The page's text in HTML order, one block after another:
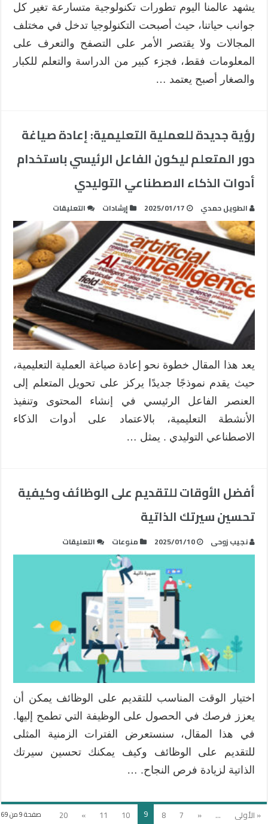
يشهد عالمنا اليوم تطورات تكنولوجية متسارعة تغير كل
جوانب حياتنا، حيث أصبحت التكنولوجيا تدخل في مختلف
المجالات ولا يقتصر الأمر على التصفح والتعرف على
المعلومات فقط، فجزء كبير من الدراسة والتعلم للكبار
والصغار أصبح يعتمد …
رؤية جديدة للعملية التعليمية: إعادة صياغة
دور المتعلم ليكون الفاعل الرئيسي باستخدام
أدوات الذكاء الاصطناعي التوليدي
الطويل حمدي 2025/01/17 إرشادات التعليقات
رؤية
جديدة
للعملية
التعليمية:
إعادة
صياغة
دور
المتعلم
ليكون
الفاعل
الرئيسي
باستخدام
أدوات
الذكاء
الاصطناعي
يعد هذا المقال خطوة نحو إعادة صياغة العملية التعليمية،
حيث يقدم نموذجًا جديدًا يركز على تحويل المتعلم إلى
العنصر الفاعل الرئيسي في إنشاء المحتوى وتنفيذ
الأنشطة التعليمية، بالاعتماد على أدوات الذكاء
الاصطناعي التوليدي . يمثل …
أفضل الأوقات للتقديم على الوظائف وكيفية
تحسين سيرتك الذاتية
نجيب زوحى 2025/01/10 منوعات التعليقات
أفضل
وكيفية
تحسين
سيرتك
الذاتية
اختيار الوقت المناسب للتقديم على الوظائف يمكن أن
يعزز فرصك في الحصول على الوظيفة التي تطمح إليها.
في هذا المقال، سنستعرض الفترات الزمنية المثلى
للتقديم على الوظائف وكيف يمكنك تحسين سيرتك
الذاتية لزيادة فرص النجاح. …
صفحة 9 من 69 « الأولى ...
«
7
8
9
10
11
»
20